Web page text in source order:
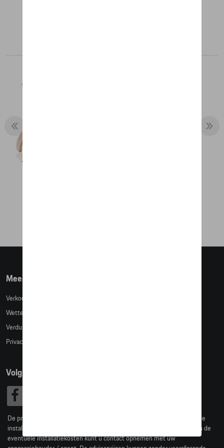
Meer info
Verkoopsvoorwaarden
Wettelijke bepalingen
Verduidelijking kledingmaten
Privacybeleid
Volg Ons
De prijzen op deze site zijn adviesprijzen (incl. btw), exclusief eventuele
installatiekosten. Voor meer informatie over de actuele verkoopprijs en de
eventuele installatiekosten kunt u contact opnemen met uw